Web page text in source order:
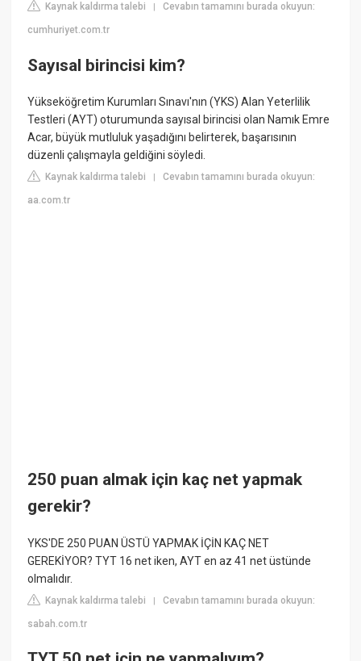
Kaynak kaldırma talebi |Cevabın tamamını burada okuyun:
cumhuriyet.com.tr
Sayısal birincisi kim?
Yükseköğretim Kurumları Sınavı'nın (YKS) Alan Yeterlilik
Testleri (AYT) oturumunda sayısal birincisi olan Namık Emre
Acar, büyük mutluluk yaşadığını belirterek, başarısının
düzenli çalışmayla geldiğini söyledi.
Kaynak kaldırma talebi |Cevabın tamamını burada okuyun:
aa.com.tr
250 puan almak için kaç net yapmak
gerekir?
YKS'DE 250 PUAN ÜSTÜ YAPMAK İÇİN KAÇ NET
GEREKİYOR? TYT 16 net iken, AYT en az 41 net üstünde
olmalıdır.
Kaynak kaldırma talebi |Cevabın tamamını burada okuyun:
sabah.com.tr